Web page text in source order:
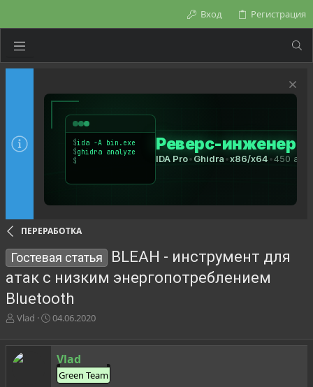
Вход Регистрация
ПЕРЕРАБОТКА
Гостевая статья
BLEAH - инструмент для
атак с низким энергопотреблением
Bluetooth
А
т
о
Vlad
Д
т
н
04.06.2020
Vlad
Green Team